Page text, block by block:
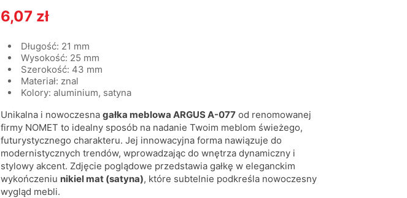
6,07 zł
Długość: 21 mm
Wysokość: 25 mm
Szerokość: 43 mm
Materiał: znal
Kolory: aluminium, satyna
Unikalna i nowoczesna gałka meblowa ARGUS A-077 od renomowanej
firmy NOMET to idealny sposób na nadanie Twoim meblom świeżego,
futurystycznego charakteru. Jej innowacyjna forma nawiązuje do
modernistycznych trendów, wprowadzając do wnętrza dynamiczny i
stylowy akcent. Zdjęcie poglądowe przedstawia gałkę w eleganckim
wykończeniu nikiel mat (satyna), które subtelnie podkreśla nowoczesny
wygląd mebli.